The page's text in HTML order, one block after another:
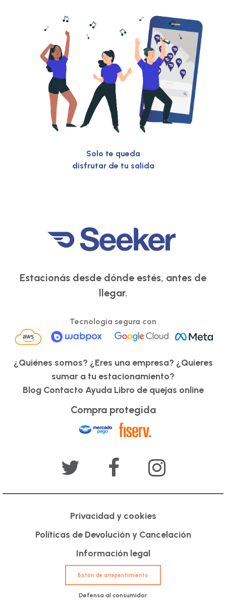
Solo te queda
disfrutar de tu salida
Estacionás desde dónde estés, antes de
llegar.
Tecnología segura con
¿Quiénes somos? ¿Eres una empresa? ¿Quieres
sumar a tu estacionamiento?
Blog Contacto Ayuda Libro de quejas online
Compra protegida
Privacidad y cookies
Políticas de Devolución y Cancelación
Información legal
Botón de arrepentimiento
Defensa al consumidor